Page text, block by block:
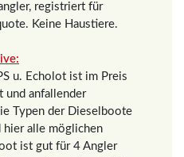
registriert für
Keine Haustiere.
u. Echolot ist im Preis
und anfallender
Typen der Dieselboote
hier alle möglichen
ist gut für 4 Angler